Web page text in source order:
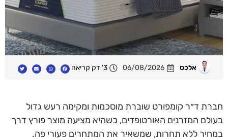
אלכס 06/08/2026 3' דק קריאה
חברת ד״ר קומפורט שוברת מוסכמות ומקימה רעש גדול
בעולם המזרנים האורטופדים, כשהיא מציעה מוצר פורץ דרך
במחיר ללא תחרות, שמשאיר את המתחרים פעורי פה.